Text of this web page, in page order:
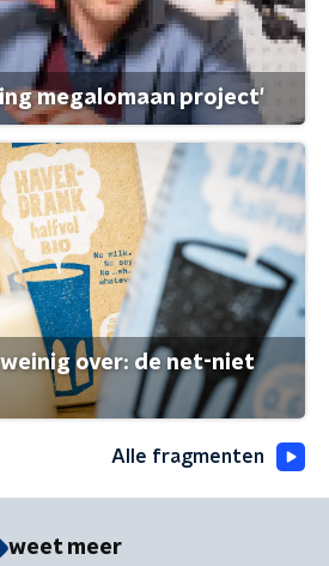
megalomaan project'
over: de net-niet
Alle fragmenten
weet meer